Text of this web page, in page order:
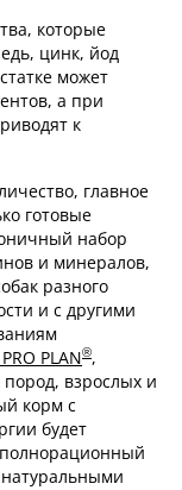
которые
цинк, йод
может
а при
к
главное
готовые
набор
и минералов,
разного
и с другими
PLAN®,
взрослых и
корм с
будет